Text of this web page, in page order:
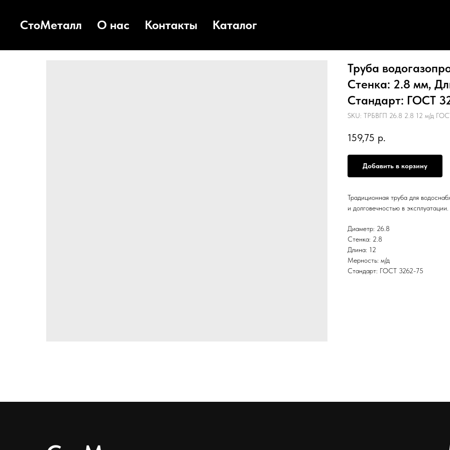
СтоМеталл О нас Контакты Каталог
Труба
Стенка: 2.8 мм,
Стандарт: ГОСТ
SKU: ТРБВГП 26.8 2.8 12 м/д
159,75 р.
Добавить в корзину
Традиционная труба для
и долговечностью в эксплуатации.
Диаметр: 26.8
Стенка: 2.8
Длина: 12
Мерность: м/д
Стандарт: ГОСТ 3262-75